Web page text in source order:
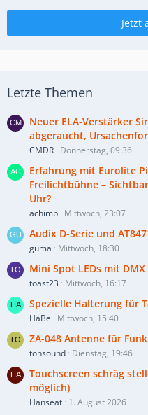
Jetzt
Letzte Themen
Neuer ELA-Verstärker
abgeraucht,
CMDR Donnerstag, 09:36
Erfahrung mit Eurolite
Freilichtbühne –
Uhr?
achimb Mittwoch, 23:07
Audix D-Serie und
guma Mittwoch, 18:30
Mini Spot LEDs mit
toast23 Mittwoch, 16:17
Spezielle Halterung für
HaBe Mittwoch, 15:40
ZA-048 Antenne für
tonsound Dienstag, 19:46
Touchscreen schräg
möglich)
Hanseat 1. August 2026